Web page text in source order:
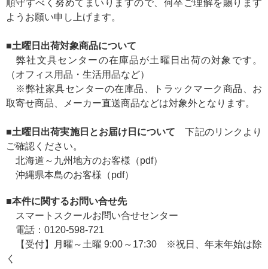
順守すべく努めてまいりますので、何卒ご理解を賜ります
ようお願い申し上げます。
■土曜日出荷対象商品について
弊社文具センターの在庫品が土曜日出荷の対象です。
（オフィス用品・生活用品など）
※弊社家具センターの在庫品、トラックマーク商品、お
取寄せ商品、メーカー直送商品などは対象外となります。
■土曜日出荷実施日とお届け日について 下記のリンクより
ご確認ください。
北海道～九州地方のお客様（pdf）
沖縄県本島のお客様（pdf）
■本件に関するお問い合せ先
スマートスクールお問い合せセンター
電話：0120-598-721
【受付】月曜～土曜 9:00～17:30 ※祝日、年末年始は除
く